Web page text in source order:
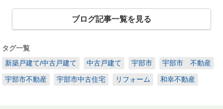
ブログ記事一覧を見る
タグ一覧
新築戸建て/中古戸建て
中古戸建て 宇部市 宇部市 不動産
宇部市不動産 宇部市中古住宅 リフォーム 和幸不動産